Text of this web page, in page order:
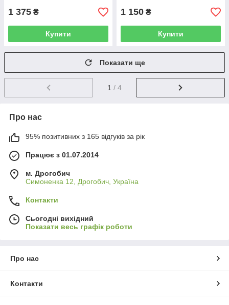
1 375 ₴
Купити
1 150 ₴
Купити
Показати ще
1 / 4
Про нас
95% позитивних з 165 відгуків за рік
Працює з 01.07.2014
м. Дрогобич
Симоненка 12, Дрогобич, Україна
Контакти
Сьогодні вихідний
Показати весь графік роботи
Про нас
Контакти